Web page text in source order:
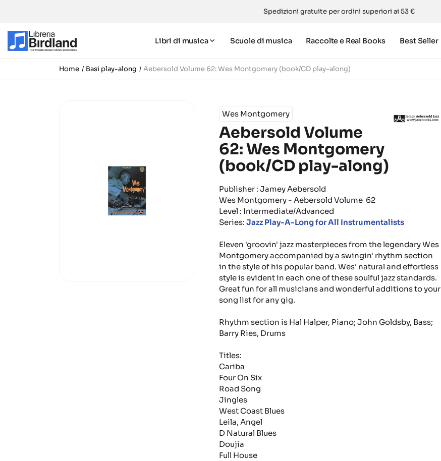
Spedizioni gratuite per ordini superiori ai 53 €
Libri di musica Scuole di musica Raccolte e Real Books Best Seller
Home Basi play-along Aebersold Volume 62: Wes Montgomery (book/CD play-along)
Wes Montgomery
Aebersold Volume
62: Wes Montgomery
(book/CD play-along)
Publisher : Jamey Aebersold
Wes Montgomery - Aebersold Volume 62
Level : Intermediate/Advanced
Series: Jazz Play-A-Long for All Instrumentalists
Eleven 'groovin' jazz masterpieces from the legendary Wes
Montgomery accompanied by a swingin' rhythm section
in the style of his popular band. Wes' natural and effortless
style is evident in each one of these soulful jazz standards.
Great fun for all musicians and wonderful additions to your
song list for any gig.
Rhythm section is Hal Halper, Piano; John Goldsby, Bass;
Barry Ries, Drums
Titles:
Cariba
Four On Six
Road Song
Jingles
West Coast Blues
Leila, Angel
D Natural Blues
Doujia
Full House